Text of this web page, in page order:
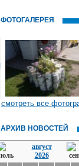
ФОТОГАЛЕРЕЯ
смотреть все
АРХИВ НОВОСТЕЙ
август
2026